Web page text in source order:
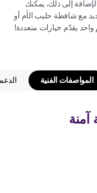
إلى ذلك، يمكنك
مع شافطة حليب الأم أو
المواصفات الفنية
آمنة